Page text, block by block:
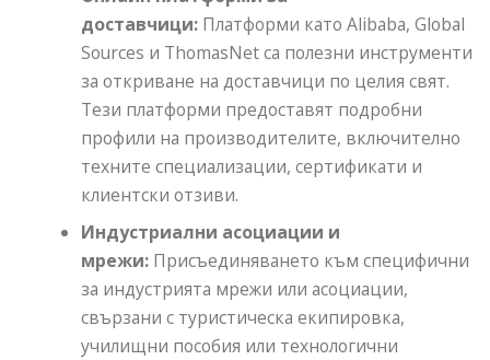
доставчици: Платформи като Alibaba, Global
Sources и ThomasNet са полезни инструменти
за откриване на доставчици по целия свят.
Тези платформи предоставят подробни
профили на производителите, включително
техните специализации, сертификати и
клиентски отзиви.
Индустриални асоциации и
мрежи: Присъединяването към специфични
за индустрията мрежи или асоциации,
свързани с туристическа екипировка,
училищни пособия или технологични